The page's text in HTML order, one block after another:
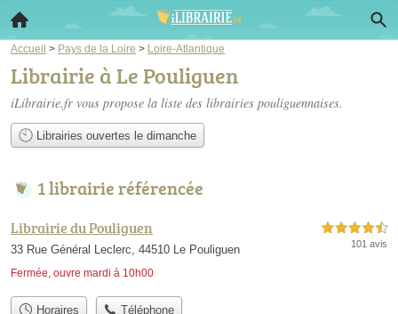
Accueil > Pays de la Loire > Loire-Atlantique
Librairie à Le Pouliguen
iLibrairie.fr vous propose la liste des librairies pouliguennaises.
Librairies ouvertes le dimanche
1 librairie référencée
Librairie du Pouliguen
33 Rue Général Leclerc, 44510 Le Pouliguen
Fermée, ouvre mardi à 10h00
4,5 étoiles sur 5
101 avis
Horaires Téléphone